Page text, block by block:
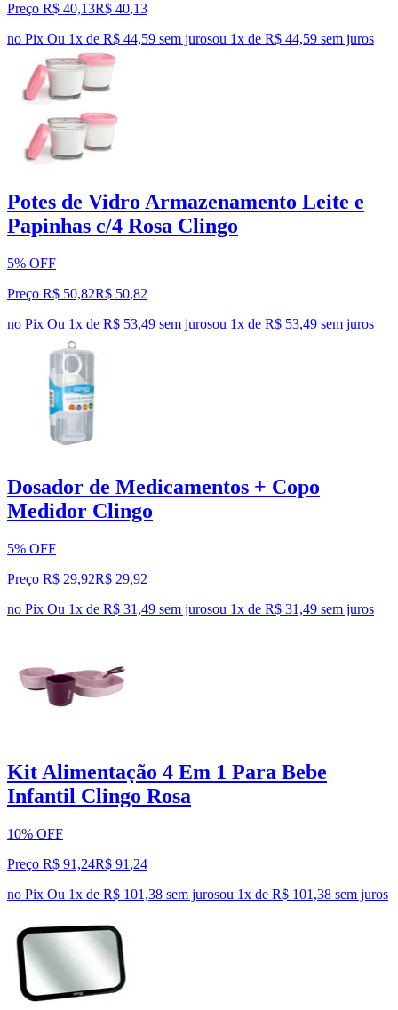
Preço R$ 40,13R$ 40,13
no Pix Ou 1x de R$ 44,59 sem jurosou 1x de R$ 44,59 sem juros
Potes de Vidro Armazenamento Leite e
Papinhas c/4 Rosa Clingo
5% OFF
Preço R$ 50,82R$ 50,82
no Pix Ou 1x de R$ 53,49 sem jurosou 1x de R$ 53,49 sem juros
Dosador de Medicamentos + Copo
Medidor Clingo
5% OFF
Preço R$ 29,92R$ 29,92
no Pix Ou 1x de R$ 31,49 sem jurosou 1x de R$ 31,49 sem juros
Kit Alimentação 4 Em 1 Para Bebe
Infantil Clingo Rosa
10% OFF
Preço R$ 91,24R$ 91 ,24
no Pix Ou 1x de R$ 101,38 sem jurosou 1x de R$ 101,38 sem juros